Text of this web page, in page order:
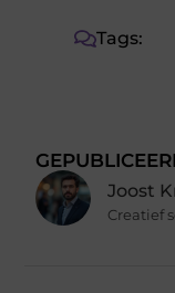
Tags:
Joost
Creatief